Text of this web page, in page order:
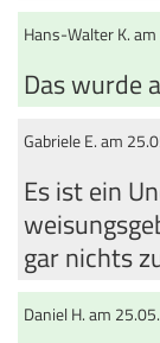
Hans-Walter K.
Das wurde
Gabriele E. am
Es ist ein
gar nichts
Daniel H. am